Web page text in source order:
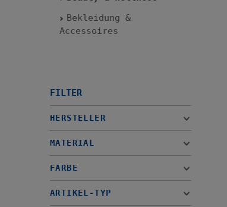
Bekleidung &
Accessoires
FILTER
HERSTELLER
MATERIAL
FARBE
ARTIKEL-TYP